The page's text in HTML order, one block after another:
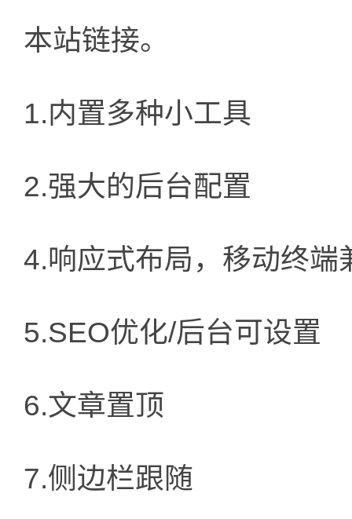
本站链接。
1.内置多种小工具
2.强大的后台配置
4.响应式布局，移动终端
5.SEO优化/后台可设置
6.文章置顶
7.侧边栏跟随